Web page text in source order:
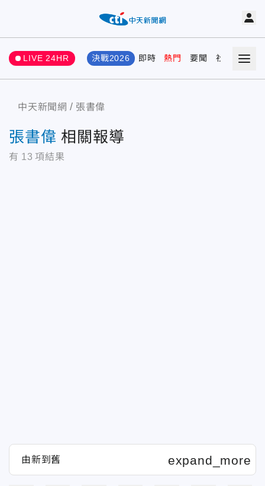
LIVE 24HR 決戰2026 即時 熱門 要聞 社會 娛樂
中天新聞網 張書偉
張書偉 相關報導
有 13 項結果